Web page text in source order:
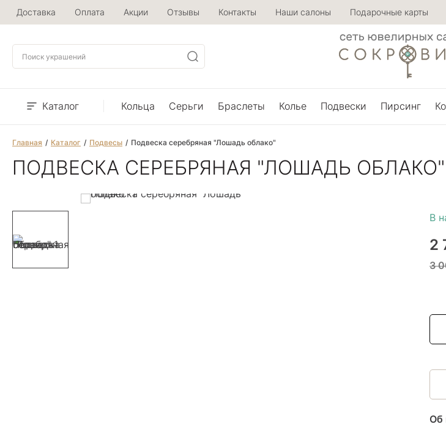
Доставка Оплата Акции Отзывы Контакты Наши салоны Подарочные карты
Каталог Кольца Серьги Браслеты Колье Подвески Пирсинг
Главная Каталог Подвесы Подвеска серебряная "Лошадь облако"
ПОДВЕСКА СЕРЕБРЯНАЯ "ЛОШАДЬ ОБЛАКО"
2
3
Об